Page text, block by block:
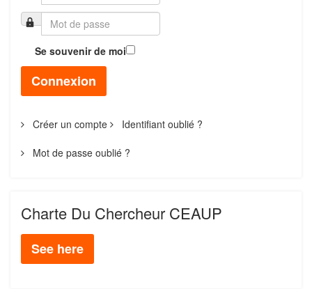
Se souvenir de moi
Connexion
Créer un compte Identifiant oublié ?
Mot de passe oublié ?
Charte Du Chercheur CEAUP
See here